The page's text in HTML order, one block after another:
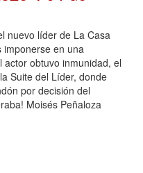
nuevo líder de La Casa
en una
obtuvo inmunidad, el
Suite del Líder, donde
por decisión del
Moisés Peñaloza